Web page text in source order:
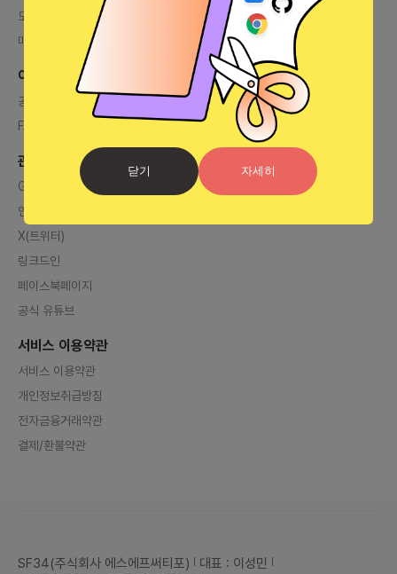
닫기 자세히
모임
매거진
이용안내
공지사항
FAQ
관련 사이트
Global Bunzee AI
인스타그램
X(트위터)
링크드인
페이스북페이지
공식 유튜브
서비스 이용약관
서비스 이용약관
개인정보취급방침
전자금융거래약관
결제/환불약관
SF34(주식회사 에스에프써티포)
대표 : 이성민